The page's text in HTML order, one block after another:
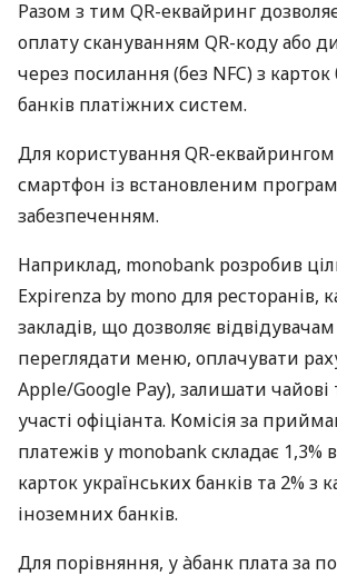
Разом з тим QR-еквайринг
оплату скануванням QR-коду або
через посилання (без NFC) з
банків платіжних систем.
Для користування QR-
смартфон із встановленим
забезпеченням.
Наприклад, monobank розробив
Expirenza by mono для ресторанів,
закладів, що дозволяє
переглядати меню, оплачувати
Apple/Google Pay), залишати чайові
участі офіціанта. Комісія за
платежів у monobank складає 1,3%
карток українських банків та 2% з
іноземних банків.
Для порівняння, у àбанк плата за